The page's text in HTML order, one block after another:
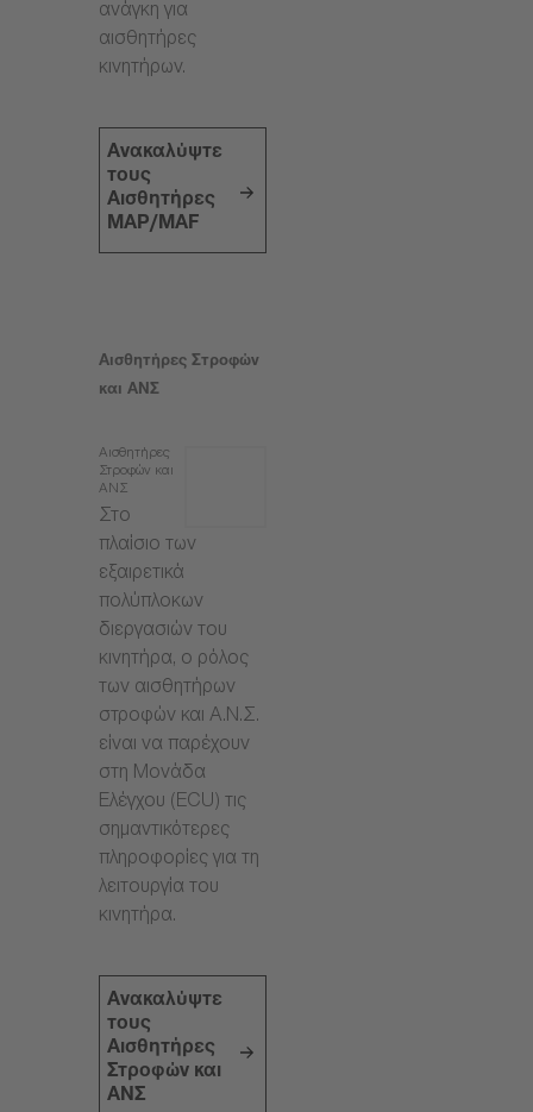
ανάγκη για
αισθητήρες
κινητήρων.
Ανακαλύψτε
τους
Αισθητήρες
MAP/MAF
Αισθητήρες Στροφών
και ΑΝΣ
Αισθητήρες
Στροφών και
ΑΝΣ
Στο
πλαίσιο των
εξαιρετικά
πολύπλοκων
διεργασιών του
κινητήρα, ο ρόλος
των αισθητήρων
στροφών και Α.Ν.Σ.
είναι να παρέχουν
στη Μονάδα
Ελέγχου (ECU) τις
σημαντικότερες
πληροφορίες για τη
λειτουργία του
κινητήρα.
Ανακαλύψτε
τους
Αισθητήρες
Στροφών και
ΑΝΣ